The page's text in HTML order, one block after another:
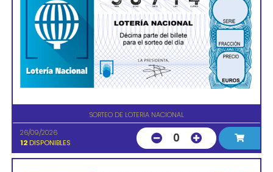
SORTEO DE LOTERIA NACIONAL
26/09/2026
12 DISPONIBLES 0